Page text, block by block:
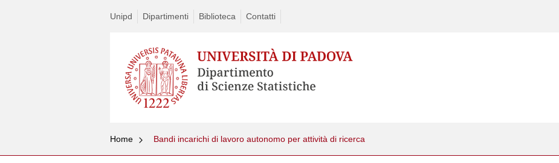
Unipd Dipartimenti Biblioteca Contatti
Home Bandi incarichi di lavoro autonomo per attività di ricerca